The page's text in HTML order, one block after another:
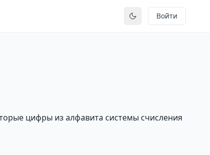
Переключить тему
Войти
цифры из алфавита системы счисления